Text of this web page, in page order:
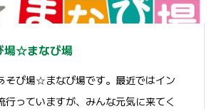
場☆まなび場
そび場☆まなび場です。最近ではイン
行っていますが、みんな元気に来てく